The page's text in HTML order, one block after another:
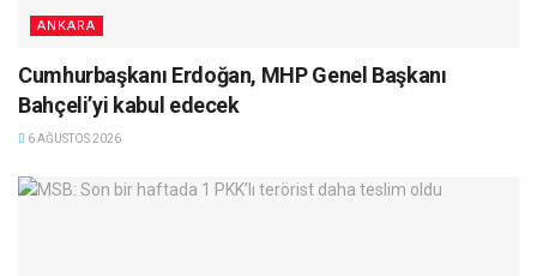
ANKARA
Cumhurbaşkanı Erdoğan, MHP Genel Başkanı
Bahçeli’yi kabul edecek
6 AĞUSTOS 2026